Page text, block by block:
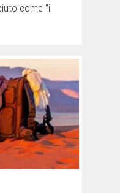
come “il